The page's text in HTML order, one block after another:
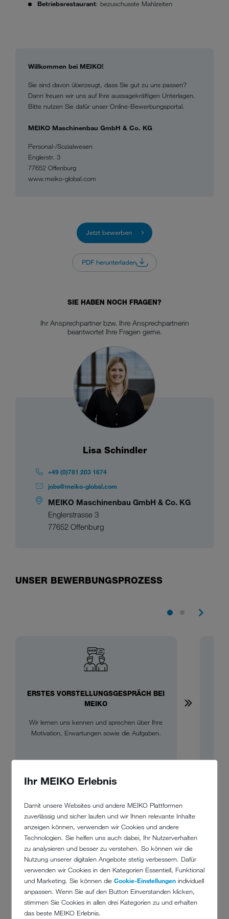
Ihr MEIKO Erlebnis
Damit unsere Websites und andere MEIKO Plattformen
zuverlässig und sicher laufen und wir Ihnen relevante Inhalte
anzeigen können, verwenden wir Cookies und andere
Technologien. Sie helfen uns auch dabei, Ihr Nutzerverhalten
zu analysieren und besser zu verstehen. So können wir die
Nutzung unserer digitalen Angebote stetig verbessern. Dafür
verwenden wir Cookies in den Kategorien Essentiell, Funktional
und Marketing. Sie können dieCookie-Einstellungen individuell
anpassen. Wenn Sie auf den Button Einverstanden klicken,
stimmen Sie Cookies in allen drei Kategorien zu und erhalten
das beste MEIKO Erlebnis.
Betriebsrestaurant: bezuschusste Mahlzeiten
Willkommen bei MEIKO!
Sie sind davon überzeugt, dass Sie gut zu uns passen?
Dann freuen wir uns auf Ihre aussagekräftigen Unterlagen.
Bitte nutzen Sie dafür unser Online-Bewerbungsportal.
MEIKO Maschinenbau GmbH & Co. KG
Personal-/Sozialwesen
Englerstr. 3
77652 Offenburg
www.meiko-global.com
Jetzt bewerben
PDF herunterladen
SIE HABEN NOCH FRAGEN?
Ihr Ansprechpartner bzw. Ihre Ansprechpartnerin
beantwortet Ihre Fragen gerne.
Lisa Schindler
+49 (0)781 203 1674
jobs@meiko-global.com
MEIKO Maschinenbau GmbH & Co. KG
Englerstrasse 3
77652 Offenburg
UNSER BEWERBUNGSPROZESS
ERSTES VORSTELLUNGSGESPRÄCH BEI
MEIKO
Wir lernen uns kennen und sprechen über Ihre
Motivation, Erwartungen sowie die Aufgaben.
Fahrrad-Leasing
Umweltfreundlich mobil: Mit dem Fahrrad-Leasing
kommen Sie günstig und gesund zur Arbeit – und
natürlich auch wieder heim. Wählen Sie Ihr Wunschrad
aus und nutzen Sie den Vorteil der
Gehaltsumwandlung. Ein nachhaltiger Beitrag für
Umwelt und Gesundheit.